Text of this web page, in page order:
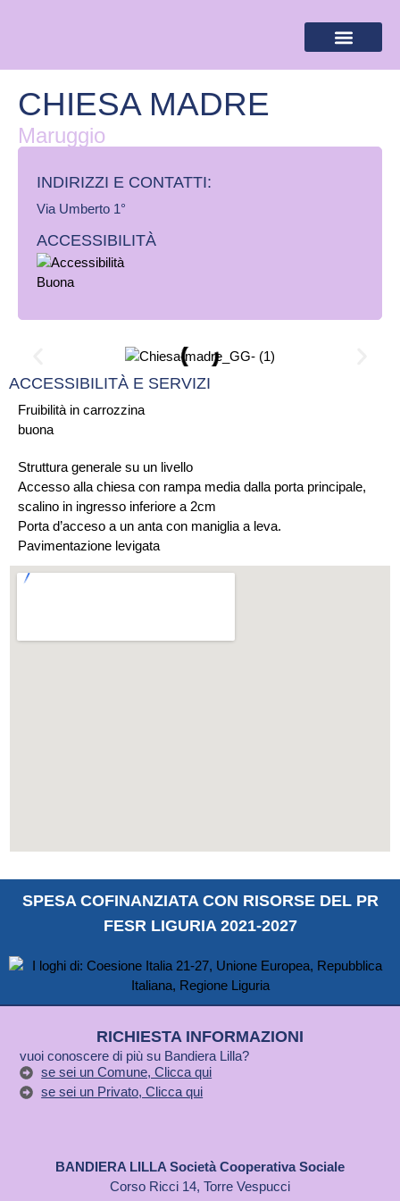
CHIESA MADRE
Maruggio
INDIRIZZI E CONTATTI:​
Via Umberto 1°
ACCESSIBILITÀ
Fruibilità in carrozzina
buona
Struttura generale su un livello
Accesso alla chiesa con rampa media dalla porta principale,
scalino in ingresso inferiore a 2cm
Porta d’acceso a un anta con maniglia a leva.
Pavimentazione levigata
ACCESSIBILITÀ E SERVIZI
SPESA COFINANZIATA CON RISORSE DEL PR
FESR LIGURIA 2021-2027
RICHIESTA INFORMAZIONI
vuoi conoscere di più su Bandiera Lilla?
se sei un Comune, Clicca qui
se sei un Privato, Clicca qui
BANDIERA LILLA Società Cooperativa Sociale
Corso Ricci 14, Torre Vespucci